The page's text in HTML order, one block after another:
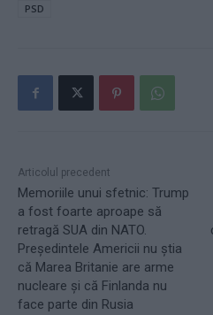
PSD
Articolul precedent
Memoriile unui sfetnic: Trump
a fost foarte aproape să
retragă SUA din NATO.
Președintele Americii nu știa
că Marea Britanie are arme
nucleare și că Finlanda nu
face parte din Rusia